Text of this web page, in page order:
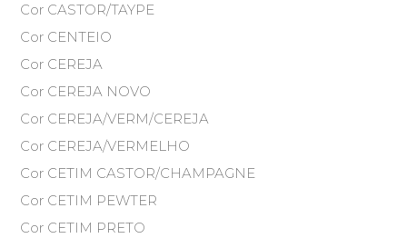
Cor CASTOR/TAYPE
Cor CENTEIO
Cor CEREJA
Cor CEREJA NOVO
Cor CEREJA/VERM/CEREJA
Cor CEREJA/VERMELHO
Cor CETIM CASTOR/CHAMPAGNE
Cor CETIM PEWTER
Cor CETIM PRETO